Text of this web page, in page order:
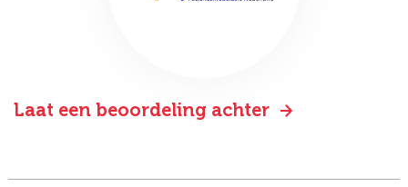
Laat een beoordeling achter